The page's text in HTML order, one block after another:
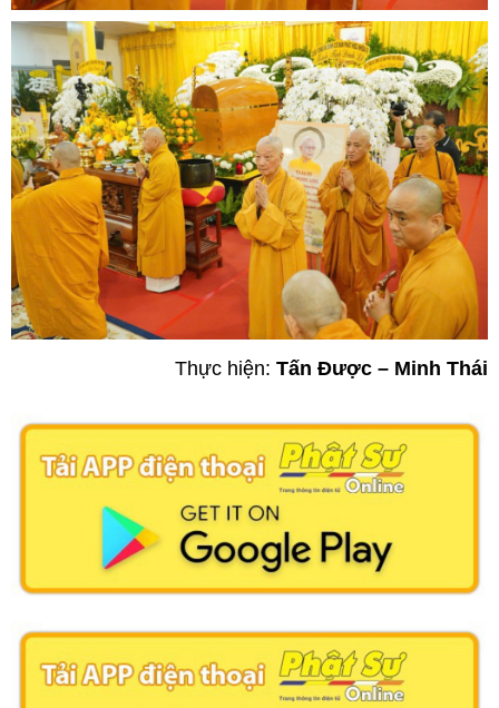
Thực hiện: Tấn Được – Minh Thái